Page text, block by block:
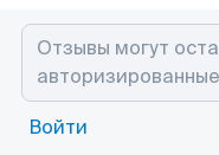
Войти